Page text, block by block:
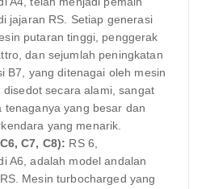
jajaran RS. Setiap generasi
putaran tinggi, penggerak
dan sejumlah peningkatan
B7, yang ditenagai oleh mesin
disedot secara alami, sangat
tenaganya yang besar dan
yang menarik.
C7, C8): RS 6,
A6, adalah model andalan
Mesin turbocharged yang